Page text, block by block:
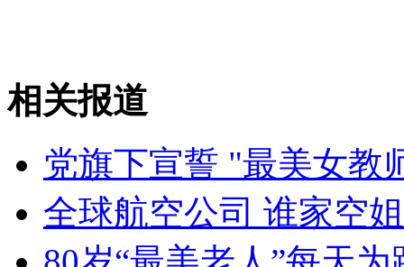
无痛分娩是否安全 医生回应
外交部：反对强权政治霸凌主义
相关报道
党旗下宣誓 "最美女教
全球航空公司 谁家空